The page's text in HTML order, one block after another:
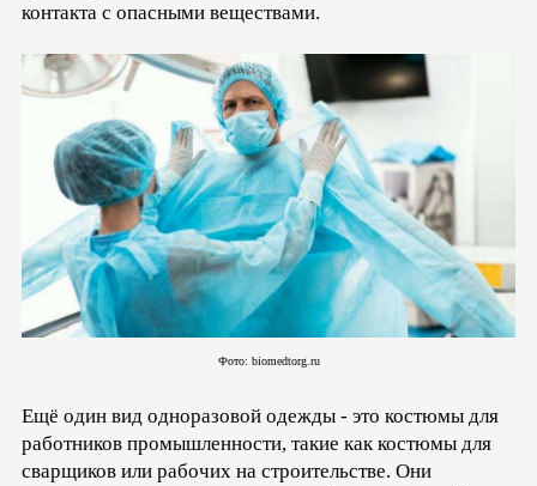
контакта с опасными веществами.
Фото: biomedtorg.ru
Ещё один вид одноразовой одежды - это костюмы для
работников промышленности, такие как костюмы для
сварщиков или рабочих на строительстве. Они